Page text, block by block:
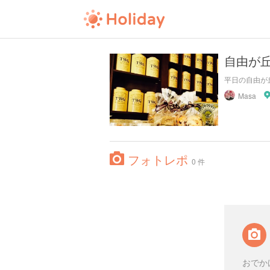
自由が
平日の自由が
Masa
フォトレポ 0 件
おで